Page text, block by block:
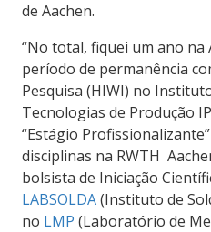
de Aachen.
“No total, fiquei um ano na
período de permanência
Pesquisa (HIWI) no
Tecnologias de Produção
“Estágio
disciplinas na RWTH
bolsista de Iniciação
LABSOLDA(Instituto de
no LMP (Laboratório de